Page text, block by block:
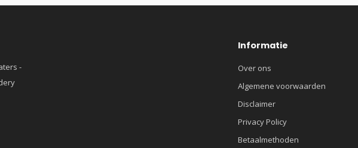
-
Informatie
Over ons
Algemene voorwaarden
Disclaimer
Privacy Policy
Betaalmethoden